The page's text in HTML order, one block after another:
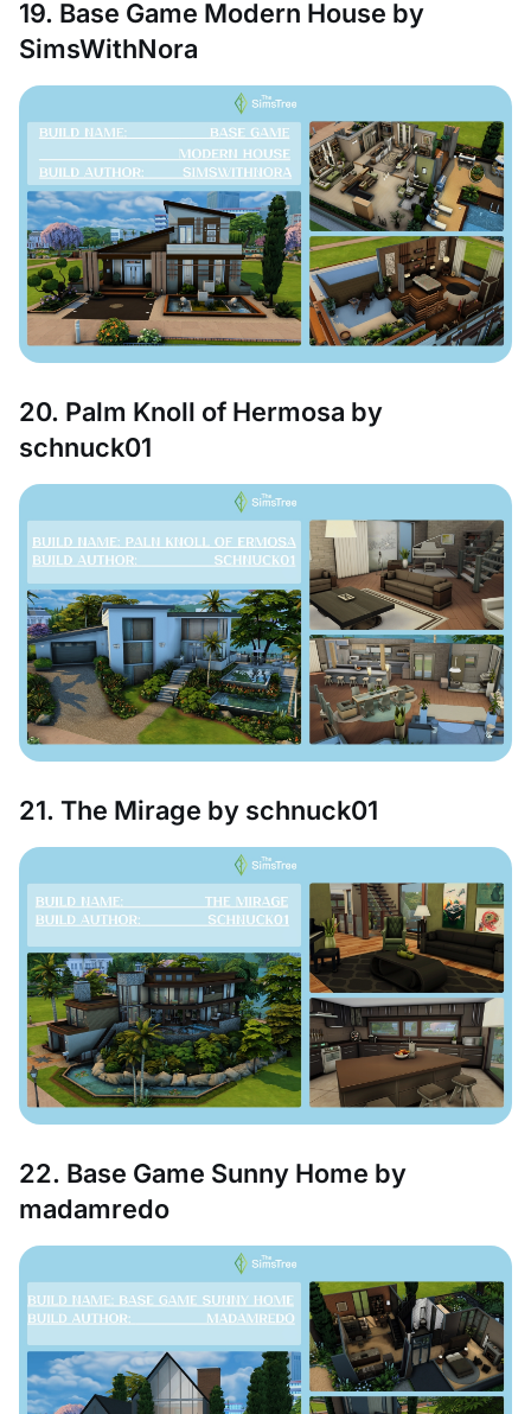
19. Base Game Modern House by
SimsWithNora
20. Palm Knoll of Hermosa by
schnuck01
21. The Mirage by schnuck01
22. Base Game Sunny Home by
madamredo